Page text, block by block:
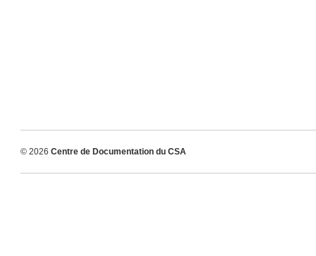
© 2026 Centre de Documentation du CSA